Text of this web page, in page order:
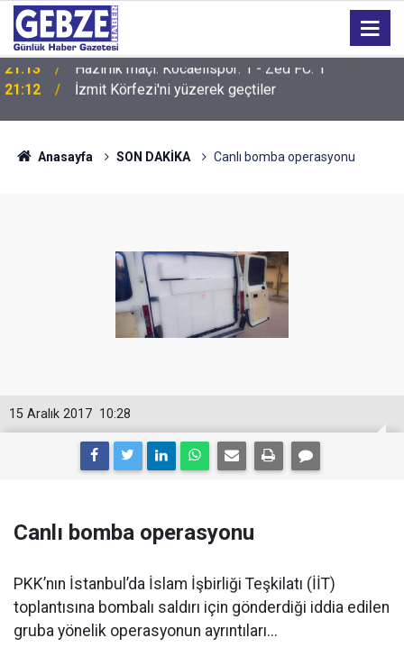
21:12 İzmit Körfezi'ni yüzerek geçtiler
Anasayfa SON DAKİKA Canlı bomba operasyonu
10:28
15 Aralık 2017
Canlı bomba operasyonu
PKK’nın İstanbul’da İslam İşbirliği Teşkilatı (İİT)
toplantısına bombalı saldırı için gönderdiği iddia edilen
gruba yönelik operasyonun ayrıntıları...